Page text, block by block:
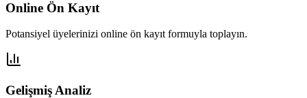
Online Ön Kayıt
Potansiyel üyelerinizi online ön kayıt formuyla toplayın.
Gelişmiş Analiz